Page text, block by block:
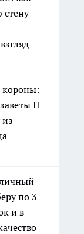
стену
короны:
II
по 3
и в